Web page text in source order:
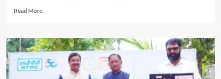
Read MoreRead
गोद
में
चश्मा